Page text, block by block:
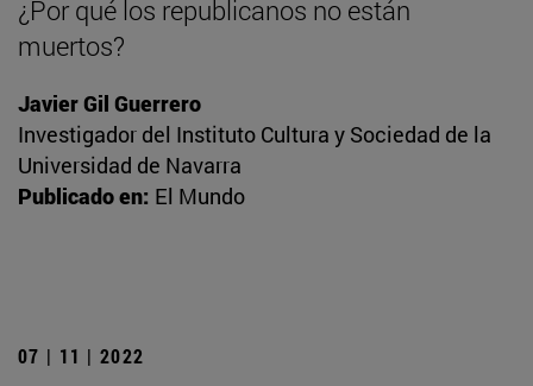
¿Por qué los republicanos no están
muertos?
Javier Gil Guerrero
Investigador del Instituto Cultura y Sociedad de la
Universidad de Navarra
Publicado en: El Mundo
07 | 11 | 2022